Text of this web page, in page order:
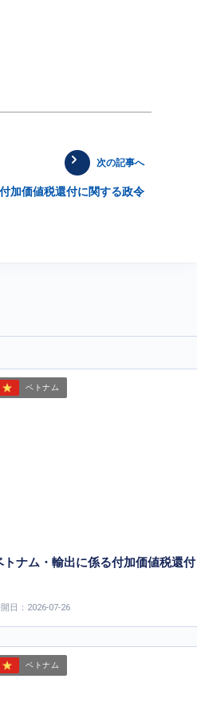
次の記事へ
加価値税還付に関する政令
ベトナム
トナム・輸出に係る付加価値税還付
日：2026-07-26
ベトナム